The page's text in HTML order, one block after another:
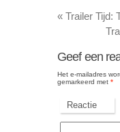
« Trailer Tijd:
Geef een
Het e-mailadres
gemarkeerd met *
Reactie